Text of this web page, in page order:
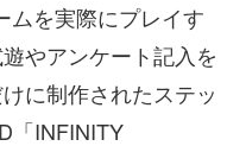
ムを実際にプレイす
やアンケート記入を
に制作されたステッ
「INFINITY